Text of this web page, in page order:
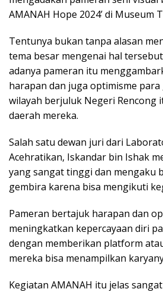
AMANAH Hope 2024’ di Museum
Tentunya bukan tanpa alasan
tema besar mengenai hal
adanya pameran itu
harapan dan juga optimisme para
wilayah berjuluk Negeri Rencong
daerah mereka.
Salah satu dewan juri dari
Acehratikan, Iskandar bin Ishak
yang sangat tinggi dan mengaku
gembira karena bisa mengikuti
Pameran bertajuk harapan dan
meningkatkan kepercayaan diri
dengan memberikan platform
mereka bisa menampilkan
Kegiatan AMANAH itu jelas